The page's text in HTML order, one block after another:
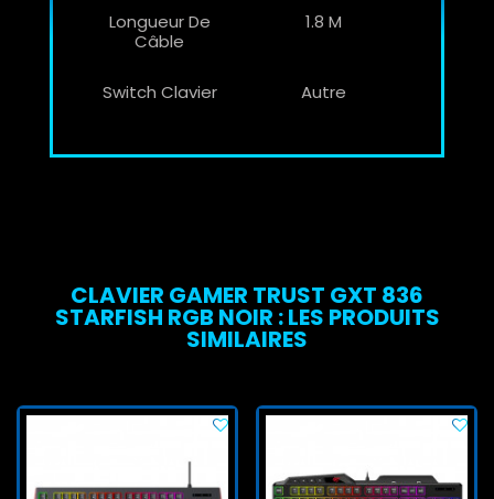
Longueur De
Câble
1.8 M
Switch Clavier Autre
CLAVIER GAMER TRUST GXT 836
STARFISH RGB NOIR : LES PRODUITS
SIMILAIRES